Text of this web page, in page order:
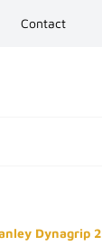
Contact
Dynagrip